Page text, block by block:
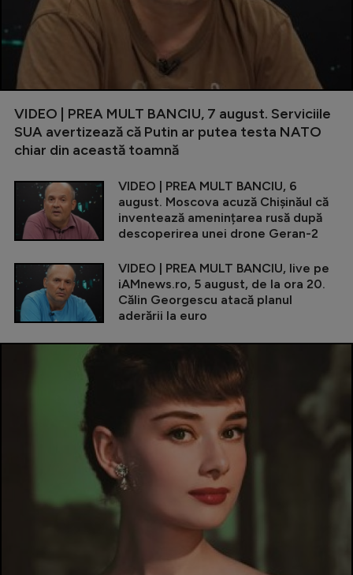
VIDEO | PREA MULT BANCIU, 7 august. Serviciile
SUA avertizează că Putin ar putea testa NATO
chiar din această toamnă
VIDEO | PREA MULT BANCIU, 6
august. Moscova acuză Chișinăul că
inventează amenințarea rusă după
descoperirea unei drone Geran-2
VIDEO | PREA MULT BANCIU, live pe
iAMnews.ro, 5 august, de la ora 20.
Călin Georgescu atacă planul
aderării la euro